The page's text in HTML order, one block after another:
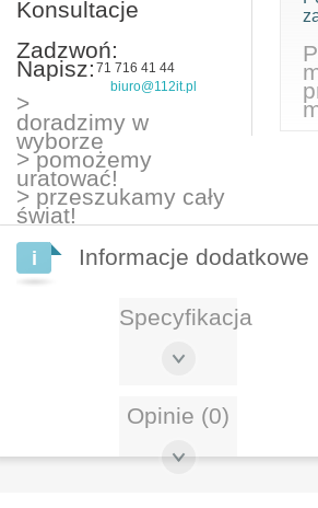
Konsultacje
Zadzwoń:
71 716 41 44
Napisz:
biuro@112it.pl
>
doradzimy w
wyborze
> pomożemy
uratować!
> przeszukamy cały
świat!
Informacje dodatkowe
Specyfikacja
Opinie (0)